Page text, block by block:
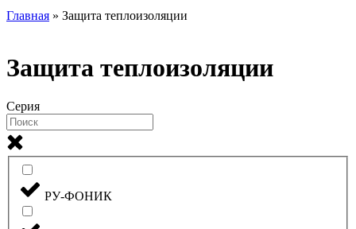
Главная » Защита теплоизоляции
Защита теплоизоляции
Серия
РУ-ФОНИК